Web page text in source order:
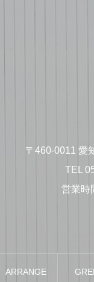
〒460-0011 愛
TEL
営業時
ARRANGE